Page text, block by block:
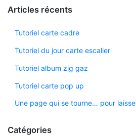
Articles récents
Tutoriel carte cadre
Tutoriel du jour carte escalier
Tutoriel album zig gaz
Tutoriel carte pop up
Une page qui se tourne… pour
Catégories